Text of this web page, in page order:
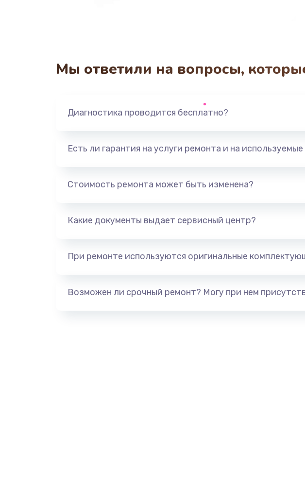
Мы ответили на вопросы,
Диагностика проводится бесплатно?
Есть ли гарантия на услуги ремонта и на
Стоимость ремонта может быть изменена?
Какие документы выдает сервисный центр?
При ремонте используются оригинальные
Возможен ли срочный ремонт? Могу при нем